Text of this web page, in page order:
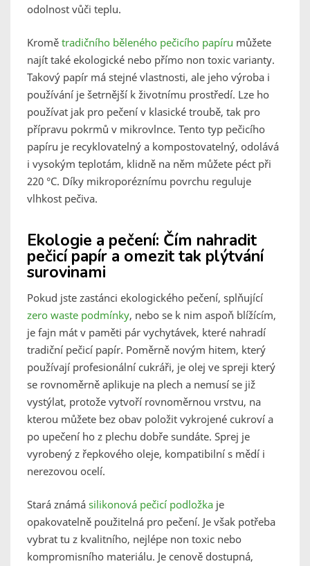
odolnost vůči teplu.
Kromě tradičního běleného pečicího papíru můžete
najít také ekologické nebo přímo non toxic varianty.
Takový papír má stejné vlastnosti, ale jeho výroba i
používání je šetrnější k životnímu prostředí. Lze ho
používat jak pro pečení v klasické troubě, tak pro
přípravu pokrmů v mikrovlnce. Tento typ pečicího
papíru je recyklovatelný a kompostovatelný, odolává
i vysokým teplotám, klidně na něm můžete péct při
220 °C. Díky mikroporéznímu povrchu reguluje
vlhkost pečiva.
Ekologie a pečení: Čím nahradit
pečicí papír a omezit tak plýtvání
surovinami
Pokud jste zastánci ekologického pečení, splňující
zero waste podmínky, nebo se k nim aspoň blížícím,
je fajn mát v paměti pár vychytávek, které nahradí
tradiční pečicí papír. Poměrně novým hitem, který
používají profesionální cukráři, je olej ve spreji který
se rovnoměrně aplikuje na plech a nemusí se již
vystýlat, protože vytvoří rovnoměrnou vrstvu, na
kterou můžete bez obav položit vykrojené cukroví a
po upečení ho z plechu dobře sundáte. Sprej je
vyrobený z řepkového oleje, kompatibilní s mědí i
nerezovou ocelí.
Stará známá silikonová pečicí podložka je
opakovatelně použitelná pro pečení. Je však potřeba
vybrat tu z kvalitního, nejlépe non toxic nebo
kompromisního materiálu. Je cenově dostupná,